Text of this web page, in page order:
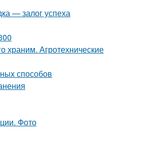
— залог успеха
храним. Агротехнические
способов
Фото